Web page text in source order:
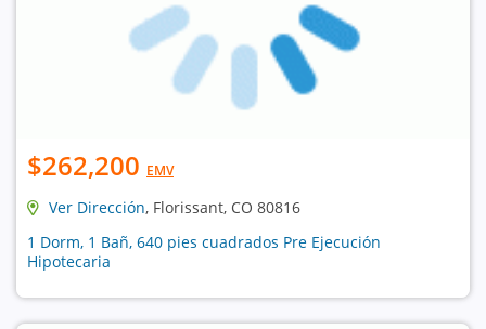
$262,200 EMV
Ver Dirección, Florissant, CO 80816
1 Dorm, 1 Bañ, 640 pies cuadrados Pre Ejecución
Hipotecaria